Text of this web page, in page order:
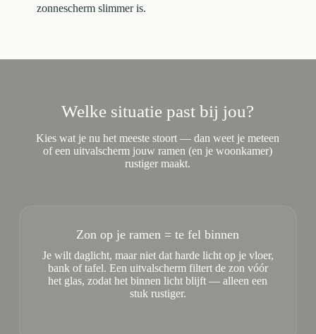
zonnescherm slimmer is.
Welke situatie past bij jou?
Kies wat je nu het meeste stoort — dan weet je meteen
of een uitvalscherm jouw ramen (en je woonkamer)
rustiger maakt.
Zon op je ramen = te fel binnen
Je wilt daglicht, maar niet dat harde licht op je vloer,
bank of tafel. Een uitvalscherm filtert de zon vóór
het glas, zodat het binnen licht blijft — alleen een
stuk rustiger.